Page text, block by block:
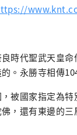
時代聖武天皇
。永勝寺相傳
被國家指定為
，還有東邊的三